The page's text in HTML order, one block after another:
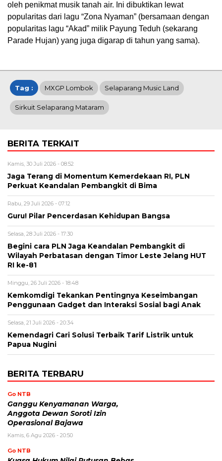
oleh penikmat musik tanah air. Ini dibuktikan lewat
popularitas dari lagu “Zona Nyaman” (bersamaan dengan
popularitas lagu “Akad” milik Payung Teduh (sekarang
Parade Hujan) yang juga digarap di tahun yang sama).
Tag : MXGP Lombok Selaparang Music Land
Sirkuit Selaparang Mataram
BERITA TERKAIT
Kamis, 30 Juli 2026 - 08:52
Jaga Terang di Momentum Kemerdekaan RI, PLN
Perkuat Keandalan Pembangkit di Bima
Rabu, 29 Juli 2026 - 07:12
Guru! Pilar Pencerdasan Kehidupan Bangsa
Selasa, 28 Juli 2026 - 17:30
Begini cara PLN Jaga Keandalan Pembangkit di
Wilayah Perbatasan dengan Timor Leste Jelang HUT
RI ke-81
Minggu, 26 Juli 2026 - 18:48
Kemkomdigi Tekankan Pentingnya Keseimbangan
Penggunaan Gadget dan Interaksi Sosial bagi Anak
Selasa, 21 Juli 2026 - 20:34
Kemendagri Cari Solusi Terbaik Tarif Listrik untuk
Papua Nugini
BERITA TERBARU
Go NTB
Ganggu Kenyamanan Warga,
Anggota Dewan Soroti Izin
Operasional Bajawa
Kamis, 6 Agu 2026 - 20:50
Go NTB